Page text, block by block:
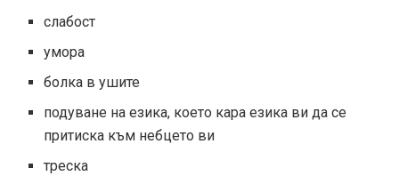
слабост
умора
болка в ушите
подуване на езика, което кара езика ви да се
притиска към небцето ви
треска